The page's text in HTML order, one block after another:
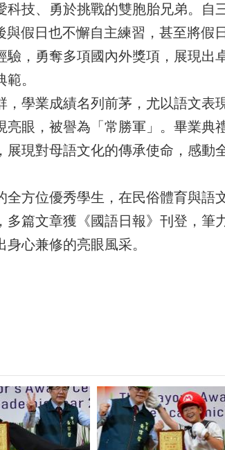
技、勇於挑戰的雙胞胎兄弟。自
假日也不懈自主練習，甚至將假
，勇奪多項國內外獎項，展現出
。
學業成績名列前茅，尤以語文表
眼，被譽為「常勝軍」。畢業典
現對母語文化的傳承使命，感動
方位優秀學生，在民俗體育與語
篇文章獲《國語日報》刊登，筆
心兼修的亮眼風采。